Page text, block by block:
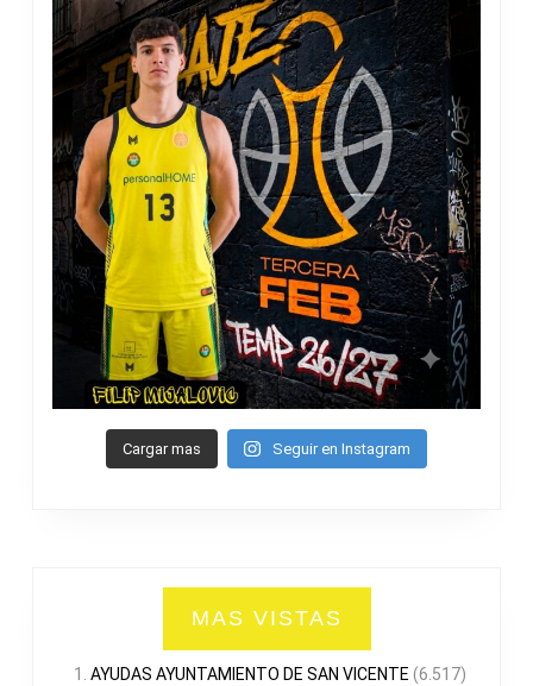
Cargar mas Seguir en Instagram
MAS VISTAS
AYUDAS AYUNTAMIENTO DE SAN VICENTE (6.517)